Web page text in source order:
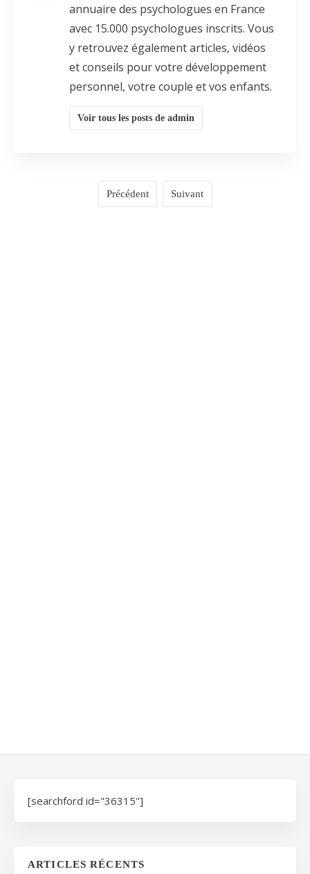
annuaire des psychologues en France
avec 15.000 psychologues inscrits. Vous
y retrouvez également articles, vidéos
et conseils pour votre développement
personnel, votre couple et vos enfants.
Voir tous les posts de admin
Précédent Suivant
[searchford id="36315"]
ARTICLES RÉCENTS